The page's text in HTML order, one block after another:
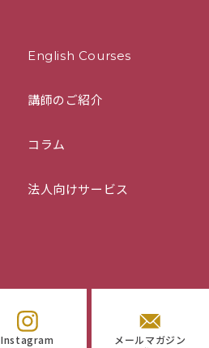
English Courses
講師のご紹介
コラム
法人向けサービス
Instagram
メールマガジン